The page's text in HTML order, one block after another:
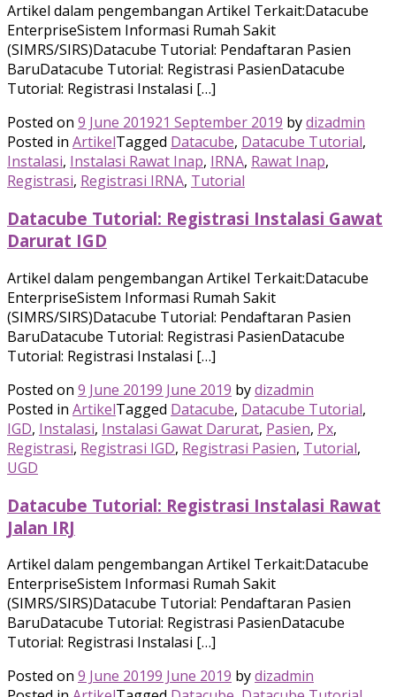
Artikel dalam pengembangan Artikel Terkait:Datacube
EnterpriseSistem Informasi Rumah Sakit
(SIMRS/SIRS)Datacube Tutorial: Pendaftaran Pasien
BaruDatacube Tutorial: Registrasi PasienDatacube
Tutorial: Registrasi Instalasi […]
Posted on 9 June 201921 September 2019 bydizadmin
Posted in ArtikelTagged Datacube, Datacube Tutorial,
Instalasi, Instalasi Rawat Inap, IRNA, Rawat Inap,
Registrasi, Registrasi IRNA, Tutorial
Datacube Tutorial: Registrasi Instalasi Gawat
Darurat IGD
Artikel dalam pengembangan Artikel Terkait:Datacube
EnterpriseSistem Informasi Rumah Sakit
(SIMRS/SIRS)Datacube Tutorial: Pendaftaran Pasien
BaruDatacube Tutorial: Registrasi PasienDatacube
Tutorial: Registrasi Instalasi […]
Posted on 9 June 20199 June 2019 bydizadmin
Posted in ArtikelTagged Datacube, Datacube Tutorial,
IGD, Instalasi, Instalasi Gawat Darurat, Pasien, Px,
Registrasi, Registrasi IGD, Registrasi Pasien, Tutorial,
UGD
Datacube Tutorial: Registrasi Instalasi Rawat
Jalan IRJ
Artikel dalam pengembangan Artikel Terkait:Datacube
EnterpriseSistem Informasi Rumah Sakit
(SIMRS/SIRS)Datacube Tutorial: Pendaftaran Pasien
BaruDatacube Tutorial: Registrasi PasienDatacube
Tutorial: Registrasi Instalasi […]
Posted on 9 June 20199 June 2019 bydizadmin